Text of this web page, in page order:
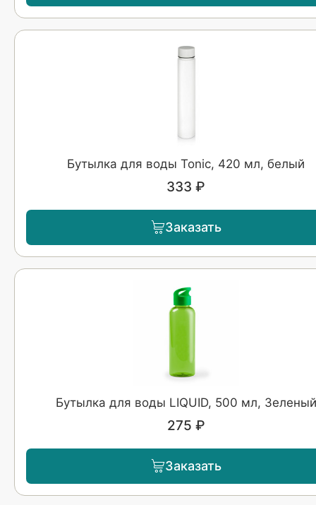
Бутылка для воды Tonic, 420 мл, белый
333 ₽
Заказать
Бутылка для воды LIQUID, 500 мл, Зеленый
275 ₽
Заказать